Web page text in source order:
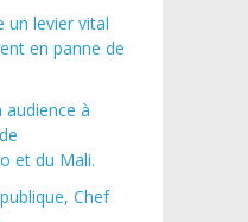
un levier vital
en panne de
audience à
et du Mali.
Chef